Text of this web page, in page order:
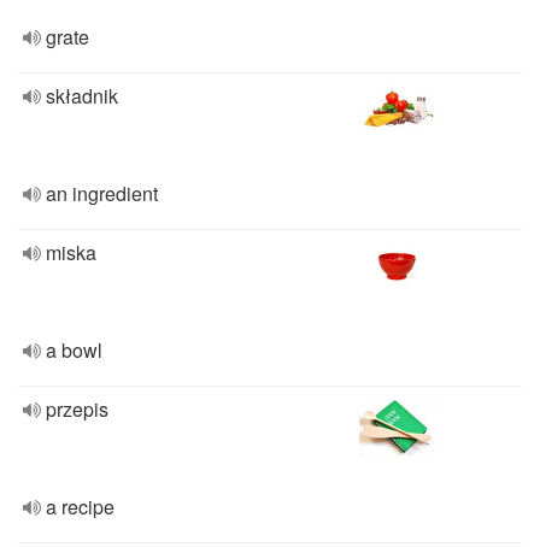
grate
składnik
an ingredient
miska
a bowl
przepis
a recipe